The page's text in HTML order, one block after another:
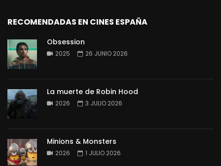
RECOMENDADAS EN CINES ESPAÑA
Obsession
2025 26 JUNIO 2026
La muerte de Robin Hood
2026 3 JULIO 2026
Minions & Monsters
2026 1 JULIO 2026